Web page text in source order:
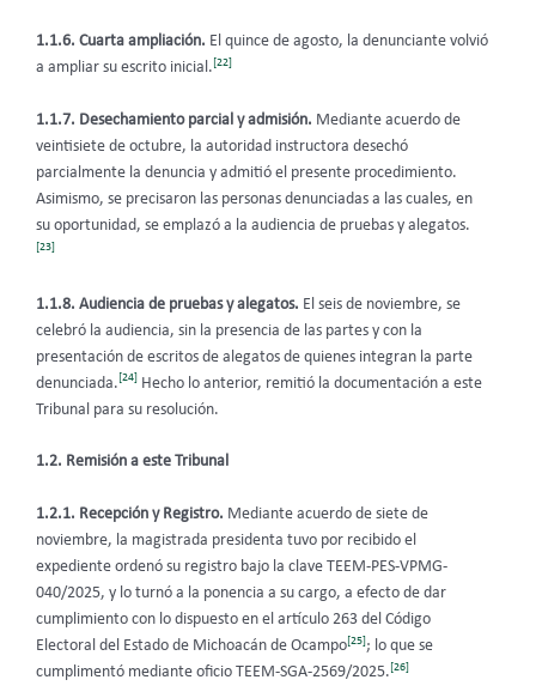
1.1.6. Cuarta ampliación. El quince de agosto, la denunciante volvió
a ampliar su escrito inicial.[22]
1.1.7. Desechamiento parcial y admisión. Mediante acuerdo de
veintisiete de octubre, la autoridad instructora desechó
parcialmente la denuncia y admitió el presente procedimiento.
Asimismo, se precisaron las personas denunciadas a las cuales, en
su oportunidad, se emplazó a la audiencia de pruebas y alegatos.
[23]
1.1.8. Audiencia de pruebas y alegatos. El seis de noviembre, se
celebró la audiencia, sin la presencia de las partes y con la
presentación de escritos de alegatos de quienes integran la parte
denunciada. [24]
Hecho lo anterior, remitió la documentación a este
Tribunal para su resolución.
1.2. Remisión a este Tribunal
1.2.1. Recepción y Registro. Mediante acuerdo de siete de
noviembre, la magistrada presidenta tuvo por recibido el
expediente ordenó su registro bajo la clave TEEM-PES-VPMG-
040/2025, y lo turnó a la ponencia a su cargo, a efecto de dar
cumplimiento con lo dispuesto en el artículo 263 del Código
Electoral del Estado de Michoacán de Ocampo[25]; lo que se
cumplimentó mediante oficio TEEM-SGA-2569/2025.[26]